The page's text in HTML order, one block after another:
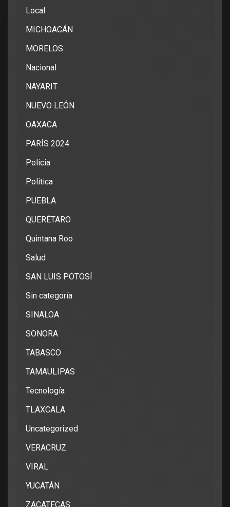
Local
MICHOACÁN
MORELOS
Nacional
NAYARIT
NUEVO LEÓN
OAXACA
PARÍS 2024
Policia
Politica
PUEBLA
QUERÉTARO
Quintana Roo
Salud
SAN LUIS POTOSÍ
Sin categoría
SINALOA
SONORA
TABASCO
TAMAULIPAS
Tecnología
TLAXCALA
Uncategorized
VERACRUZ
VIRAL
YUCATÁN
ZACATECAS